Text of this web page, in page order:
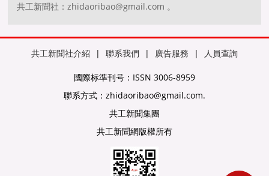
共工新聞社：zhidaoribao@gmail.com 。
共工新聞社介紹 | 聯系我們 | 廣告服務 | 人員查詢
國際标準刊号：ISSN 3006-8959
聯系方式：zhidaoribao@gmail.com.
共工新聞集團
共工新聞網版權所有